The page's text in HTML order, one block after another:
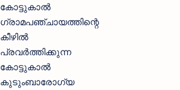
കോട്ടുകാല്‍
ഗ്രാമപഞ്ചായത്തിന്റെ
കീഴില്‍
പ്രവര്‍ത്തിക്കുന്ന
കോട്ടുകാല്‍
കുടുംബാരോഗ്യ